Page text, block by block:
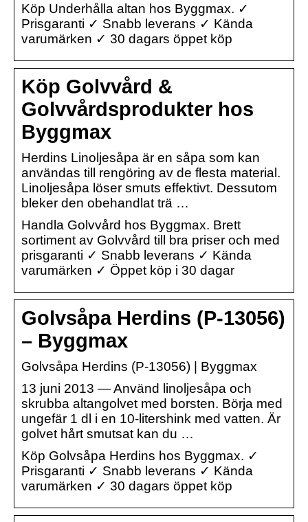
Köp Underhålla altan hos Byggmax. ✓
Prisgaranti ✓ Snabb leverans ✓ Kända
varumärken ✓ 30 dagars öppet köp
Köp Golvvård &
Golvvårdsprodukter hos
Byggmax
Herdins Linoljesåpa är en såpa som kan
användas till rengöring av de flesta material.
Linoljesåpa löser smuts effektivt. Dessutom
bleker den obehandlat trä …
Handla Golvvård hos Byggmax. Brett
sortiment av Golvvård till bra priser och med
prisgaranti ✓ Snabb leverans ✓ Kända
varumärken ✓ Öppet köp i 30 dagar
Golvsåpa Herdins (P-13056)
– Byggmax
Golvsåpa Herdins (P-13056) | Byggmax
13 juni 2013 — Använd linoljesåpa och
skrubba altangolvet med borsten. Börja med
ungefär 1 dl i en 10-litershink med vatten. Är
golvet hårt smutsat kan du …
Köp Golvsåpa Herdins hos Byggmax. ✓
Prisgaranti ✓ Snabb leverans ✓ Kända
varumärken ✓ 30 dagars öppet köp